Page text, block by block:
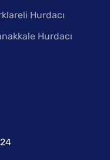
Hurdacı
Hurdacı